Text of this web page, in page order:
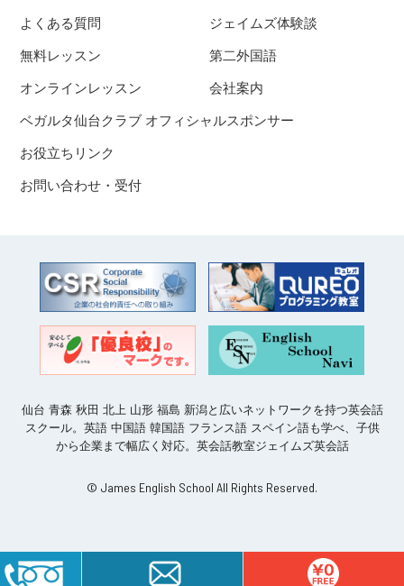
よくある質問
無料レッスン
オンラインレッスン
ジェイムズ体験談
第二外国語
会社案内
ベガルタ仙台クラブ オフィシャルスポンサー
お役立ちリンク
お問い合わせ・受付
仙台 青森 秋田 北上 山形 福島 新潟と広いネットワークを持つ英会話
スクール。英語 中国語 韓国語 フランス語 スペイン語も学べ、子供
から企業まで幅広く対応。英会話教室ジェイムズ英会話
© James English School All Rights Reserved.